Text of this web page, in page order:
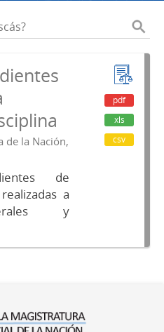
de la Nación,
de
a
y
pdf
xls
csv